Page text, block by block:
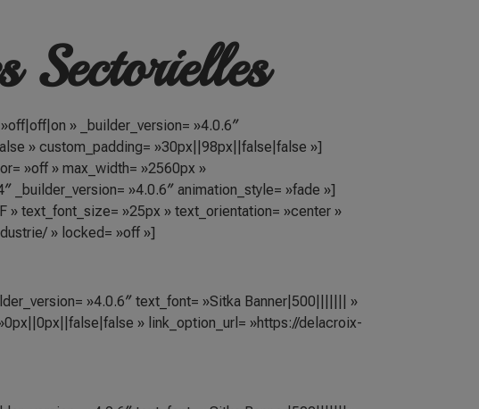
Sectorielles
» _builder_version= »4.0.6″
» custom_padding= »30px||98px||false|false »]
»off » max_width= »2560px »
»4.0.6″ animation_style= »fade »]
text_font_size= »25px » text_orientation= »center »
» locked= »off »]
»4.0.6″ text_font= »Sitka Banner|500||||||| »
» link_option_url= »https://delacroix-